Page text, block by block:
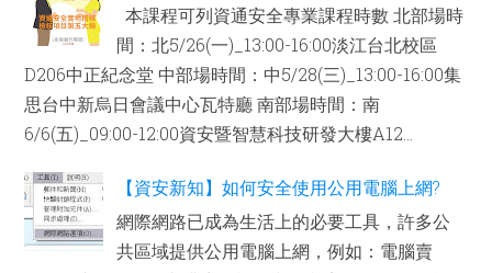
本課程可列資通安全專業課程時數 北部場時
間：北5/26(一)_13:00-16:00淡江台北校區
D206中正紀念堂 中部場時間：中5/28(三)_13:00-16:00集
思台中新烏日會議中心瓦特廳 南部場時間：南
6/6(五)_09:00-12:00資安暨智慧科技研發大樓A12...
【資安新知】如何安全使用公用電腦上網?
網際網路已成為生活上的必要工具，許多公
共區域提供公用電腦上網，例如：電腦賣